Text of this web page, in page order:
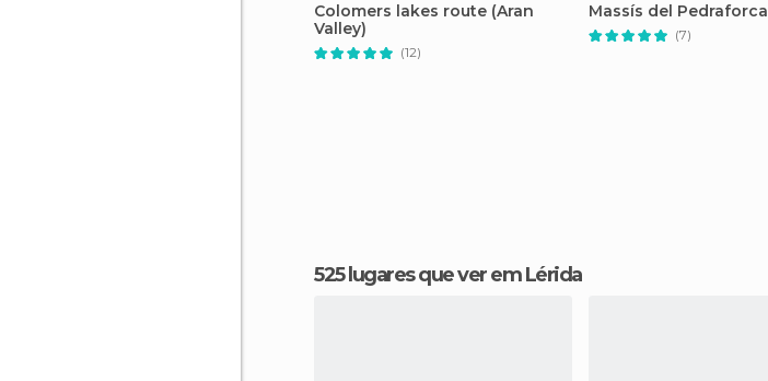
Colomers lakes route (Aran
Valley)
(12)
Massís del Pedraforca
(7)
525 lugares que ver em Lérida